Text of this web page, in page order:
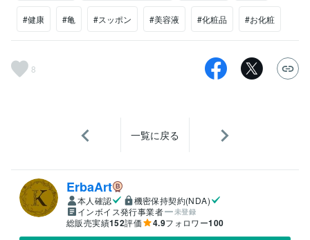
#健康 #亀 #スッポン #美容液 #化粧品 #お化粧
8
一覧に戻る
ErbaArt
本人確認
機密保持契約(NDA)
インボイス発行事業者
未登録
総販売実績152評価 4.9フォロワー100